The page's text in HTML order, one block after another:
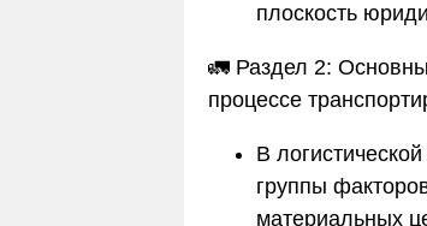
плоскость
🚛 Раздел 2:
процессе
В
группы
материальных